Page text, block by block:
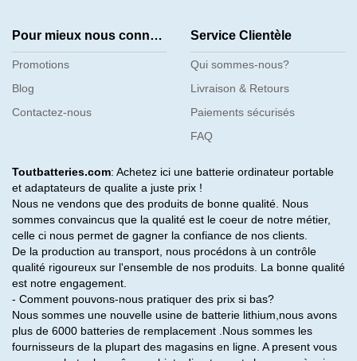
Pour mieux nous connaître
Promotions
Blog
Contactez-nous
Service Clientèle
Qui sommes-nous?
Livraison & Retours
Paiements sécurisés
FAQ
Toutbatteries.com: Achetez ici une batterie ordinateur portable
et adaptateurs de qualite a juste prix !
Nous ne vendons que des produits de bonne qualité. Nous
sommes convaincus que la qualité est le coeur de notre métier,
celle ci nous permet de gagner la confiance de nos clients.
De la production au transport, nous procédons à un contrôle
qualité rigoureux sur l'ensemble de nos produits. La bonne qualité
est notre engagement.
- Comment pouvons-nous pratiquer des prix si bas?
Nous sommes une nouvelle usine de batterie lithium,nous avons
plus de 6000 batteries de remplacement .Nous sommes les
fournisseurs de la plupart des magasins en ligne. A present vous